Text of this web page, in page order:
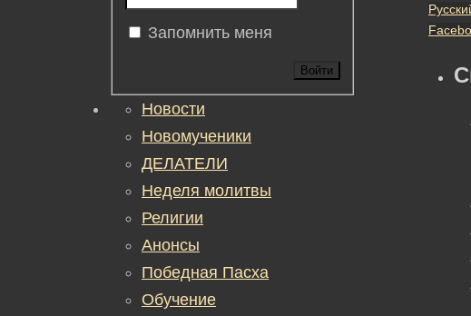
Запомнить меня
Войти
Новости
Новомученики
ДЕЛАТЕЛИ
Неделя молитвы
Религии
Анонсы
Победная Пасха
Обучение